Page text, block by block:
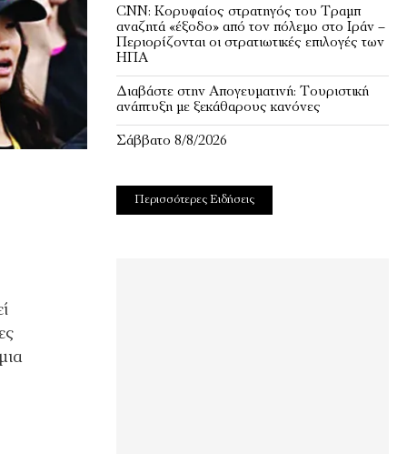
CNN: Κορυφαίος στρατηγός του Τραμπ
αναζητά «έξοδο» από τον πόλεμο στο Ιράν –
Περιορίζονται οι στρατιωτικές επιλογές των
ΗΠΑ
Διαβάστε στην Απογευματινή: Τουριστική
ανάπτυξη με ξεκάθαρους κανόνες
Σάββατο 8/8/2026
Περισσότερες Ειδήσεις